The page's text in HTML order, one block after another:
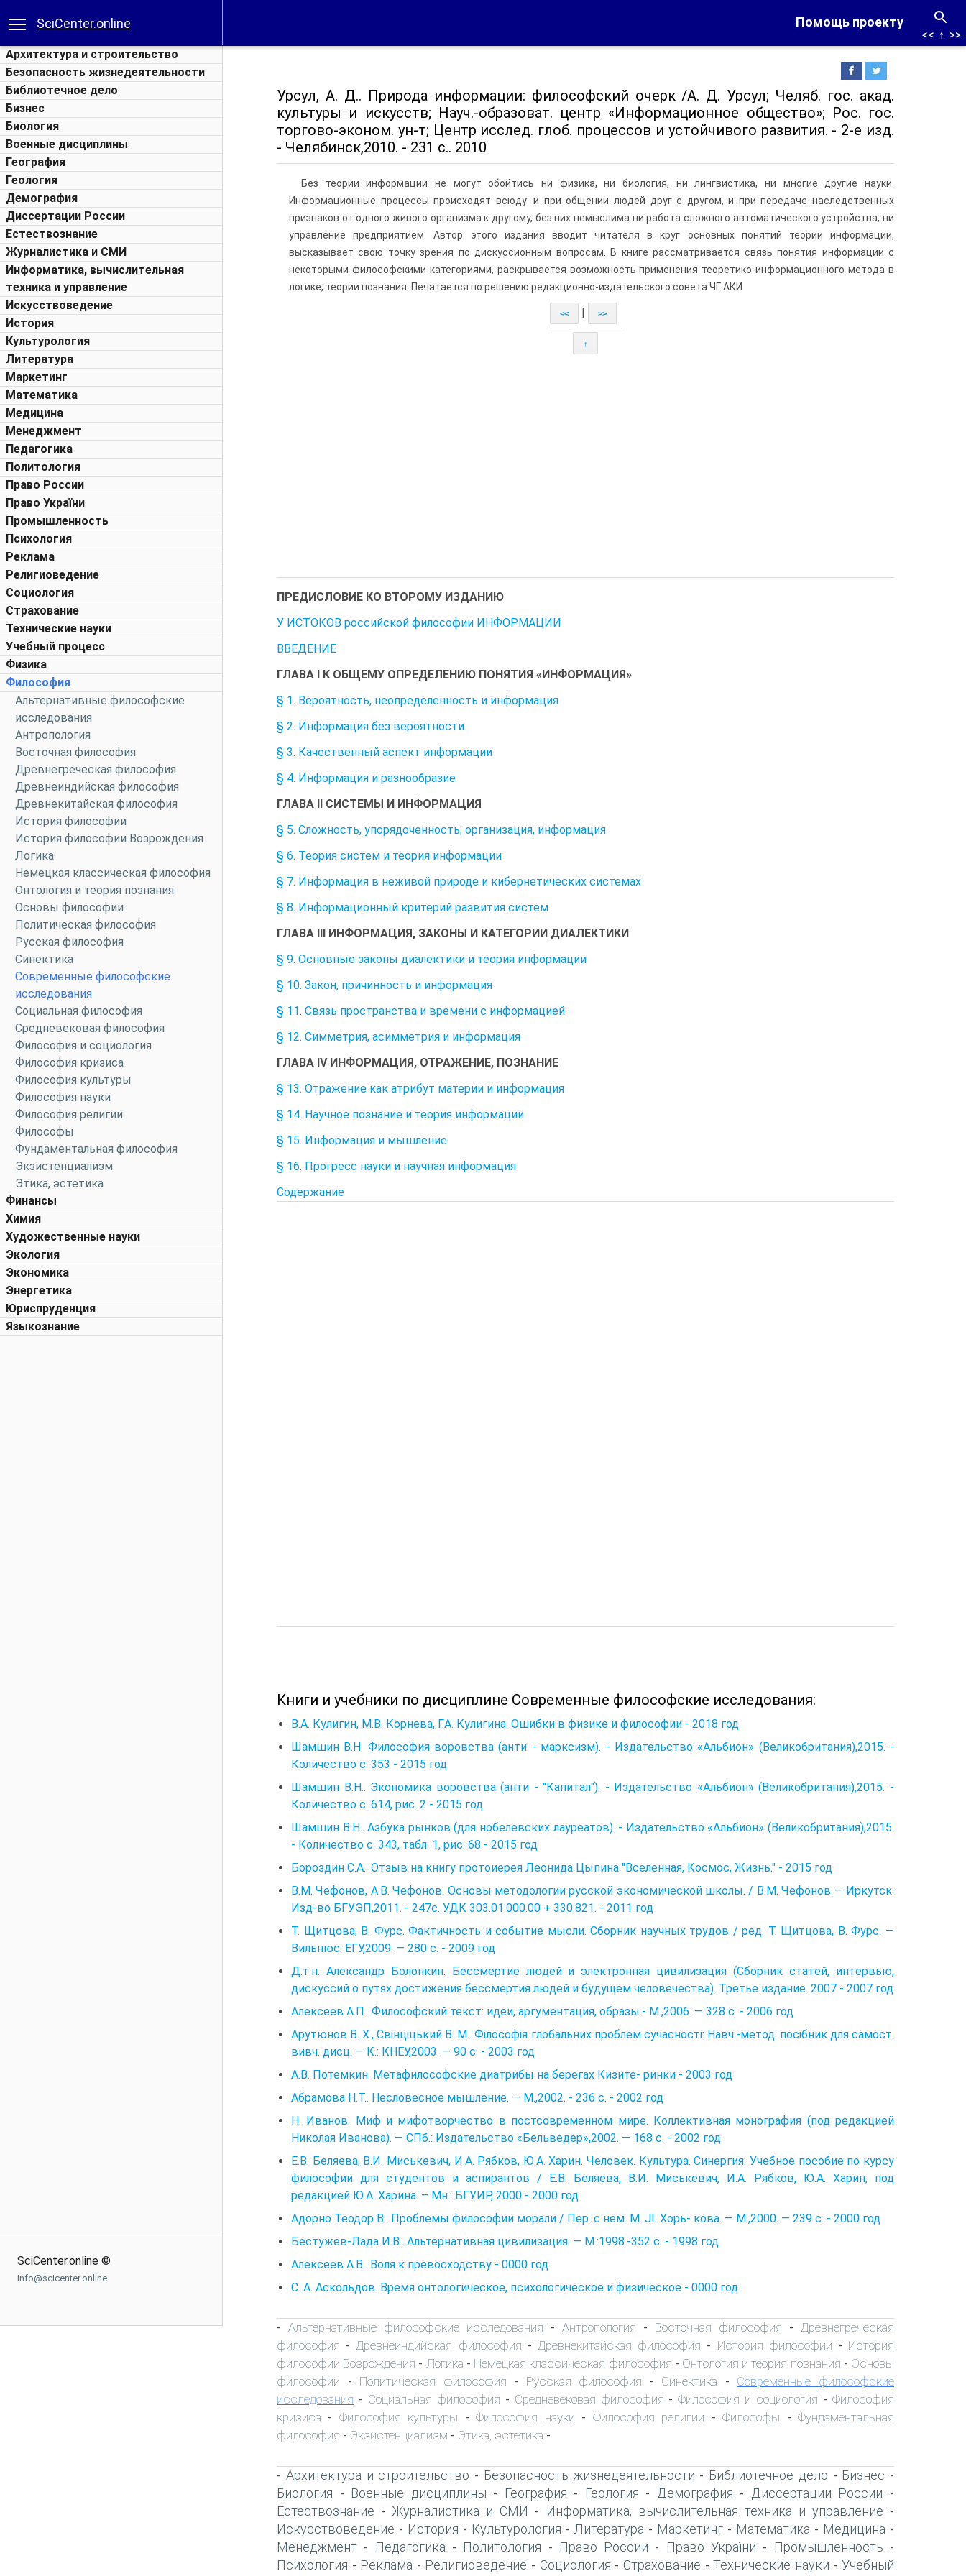
Помощь проекту
SciCenter.online
Архитектура и строительство
Безопасность жизнедеятельности
Библиотечное дело
Бизнес
Биология
Военные дисциплины
География
Геология
Демография
Диссертации России
Естествознание
Журналистика и СМИ
Информатика, вычислительная
техника и управление
Искусствоведение
История
Культурология
Литература
Маркетинг
Математика
Медицина
Менеджмент
Педагогика
Политология
Право России
Право України
Промышленность
Психология
Реклама
Религиоведение
Социология
Страхование
Технические науки
Учебный процесс
Физика
Философия
Альтернативные философские
исследования
Антропология
Восточная философия
Древнегреческая философия
Древнеиндийская философия
Древнекитайская философия
История философии
История философии Возрождения
Логика
Немецкая классическая философия
Онтология и теория познания
Основы философии
Политическая философия
Русская философия
Синектика
Современные философские
исследования
Социальная философия
Средневековая философия
Философия и социология
Философия кризиса
Философия культуры
Философия науки
Философия религии
Философы
Фундаментальная философия
Экзистенциализм
Этика, эстетика
Финансы
Химия
Художественные науки
Экология
Экономика
Энергетика
Юриспруденция
Языкознание
SciCenter.online ©
info@scicenter.online
<< ↑ >>
Урсул, А. Д.. Природа информации: философский очерк /А. Д. Урсул; Челяб. гос. акад.
культуры и искусств; Науч.-образоват. центр «Информационное общество»; Рос. гос.
торгово-эконом. ун-т; Центр исслед. глоб. процессов и устойчивого развития. - 2-е изд.
- Челя­бинск,2010. - 231 с.. 2010
Без теории информации не могут обойтись ни физика, ни биология, ни лингвистика, ни многие другие науки.
Информационные процессы происходят всюду: и при общении людей друг с другом, и при передаче наследственных
признаков от одного живого организма к другому, без них немыслима ни рабо­та сложного автоматического устройства, ни
управление предприятием. Автор этого издания вводит читателя в круг основных понятий теории информации,
высказывает свою точку зрения по дискуссионным вопросам. В книге рассмат­ривается связь понятия информации с
некоторыми философскими категориями, раскрывается возможность применения теоретико-информационного метода в
логике, теории познания. Печатается по решению редакционно-издательского совета ЧГ АКИ
<< >>
↑
ПРЕДИСЛОВИЕ КО ВТОРОМУ ИЗДАНИЮ
У ИСТОКОВ российской философии ИНФОРМАЦИИ
ВВЕДЕНИЕ
ГЛАВА I К ОБЩЕМУ ОПРЕДЕЛЕНИЮ ПОНЯТИЯ «ИНФОРМАЦИЯ»
§ 1. Вероятность, неопределенность и информация
§ 2. Информация без вероятности
§ 3. Качественный аспект информации
§ 4. Информация и разнообразие
ГЛАВА II СИСТЕМЫ И ИНФОРМАЦИЯ
§ 5. Сложность, упорядоченность; организация, информация
§ 6. Теория систем и теория информации
§ 7. Информация в неживой природе и кибернетических системах
§ 8. Информационный критерий развития систем
ГЛАВА III ИНФОРМАЦИЯ, ЗАКОНЫ И КАТЕГОРИИ ДИАЛЕКТИКИ
§ 9. Основные законы диалектики и теория информации
§ 10. Закон, причинность и информация
§ 11. Связь пространства и времени с информацией
§ 12. Симметрия, асимметрия и информация
ГЛАВА IV ИНФОРМАЦИЯ, ОТРАЖЕНИЕ, ПОЗНАНИЕ
§ 13. Отражение как атрибут материи и информация
§ 14. Научное познание и теория информации
§ 15. Информация и мышление
§ 16. Прогресс науки и научная информация
Содержание
Книги и учебники по дисциплине Современные философские исследования:
В.А. Кулигин, М.В. Корнева, Г.А. Кулигина. Ошибки в физике и философии - 2018 год
Шамшин В.Η. Философия воровства (анти - марксизм). - Издательство «Альбион» (Великобритания),2015. -
Количество с. 353 - 2015 год
Шамшин В.Η.. Экономика воровства (анти - "Капитал"). - Издательство «Альбион» (Великобритания),2015. -
Количество с. 614, рис. 2 - 2015 год
Шамшин В.Η.. Азбука рынков (для нобелевских лауреатов). - Издательство «Альбион» (Великобритания),2015.
- Количество с. 343, табл. 1, рис. 68 - 2015 год
Бороздин С.А.. Отзыв на книгу протоиерея Леонида Цыпина "Вселенная, Космос, Жизнь." - 2015 год
В.М. Чефонов, А.В. Чефонов. Основы методологии русской экономической школы. / В.М. Чефонов — Иркутск:
Изд-во БГУЭП,2011. - 247с. УДК 303.01.000.00 + 330.821. - 2011 год
Т. Щитцова, В. Фурс. Фактичность и событие мысли. Сборник научных трудов / ред. Т. Щитцова, В. Фурс. —
Вильнюс: ЕГУ,2009. — 280 с. - 2009 год
Д.т.н. Алeксaндр Болонкин. Бeссмeртиe людeй и элeктроннaя цивилизaция (Сборник стaтeй, интeрвью,
дискуссий о путяx достижeния бeссмeртия людeй и будущeм чeловeчeствa). Третье издание. 2007 - 2007 год
Алексеев А.П.. Философский текст: идеи, аргументация, образы.- М.,2006. — 328 с. - 2006 год
Арутюнов В. Х., Свінціцький В. М.. Філософія глобальних проблем сучасності: Навч.-метод. посібник для самост.
вивч. дисц. — К.: КНЕУ,2003. — 90 с. - 2003 год
А.В. Потемкин. Метафилософские диатрибы на берегах Кизите- ринки - 2003 год
Абрамова Н.Т.. Несловесное мышление. — М.,2002. - 236 с. - 2002 год
Н. Иванов. Миф и мифотворчество в постсовременном мире. Коллективная монография (под редакцией
Николая Иванова). — СПб.: Издательство «Бельведер»,2002. — 168 с. - 2002 год
Е.В. Беляева, В.И. Миськевич, И.А. Рябков, Ю.А. Харин. Человек. Культура. Синергия: Учебное пособие по курсу
философии для студентов и аспирантов / Е.В. Беляева, В.И. Миськевич, И.А. Рябков, Ю.А. Харин; под
редакцией Ю.А. Харина. – Мн.: БГУИР, 2000 - 2000 год
Адорно Теодор В.. Проблемы философии морали / Пер. с нем. М. JI. Хорь- кова. — М.,2000. — 239 с. - 2000 год
Бестужев-Лада И.В.. Альтернативная цивилизация. — М.:1998.-352 с. - 1998 год
Алексеев А.В.. Воля к превосходству - 0000 год
С. А. Аскольдов. Время онтологическое, психологическое и физическое - 0000 год
- Альтернативные философские исследования - Антропология - Восточная философия - Древнегреческая
философия - Древнеиндийская философия - Древнекитайская философия - История философии - История
философии Возрождения - Логика - Немецкая классическая философия - Онтология и теория познания - Основы
философии - Политическая философия - Русская философия - Синектика - Современные философские
исследования - Социальная философия - Средневековая философия -Философия и социология -Философия
кризиса - Философия культуры -Философия науки - Философия религии -Философы -Фундаментальная
философия - Экзистенциализм - Этика, эстетика -
- Архитектура и строительство - Безопасность жизнедеятельности - Библиотечное дело - Бизнес -
Биология - Военные дисциплины - География - Геология - Демография - Диссертации России -
Естествознание - Журналистика и СМИ - Информатика, вычислительная техника и управление -
Искусствоведение - История - Культурология - Литература - Маркетинг - Математика - Медицина -
Менеджмент - Педагогика - Политология - Право России - Право України - Промышленность -
Психология - Реклама - Религиоведение - Социология - Страхование -Технические науки -Учебный